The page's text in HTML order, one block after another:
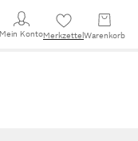
Mein KontoMerkzettel Warenkorb